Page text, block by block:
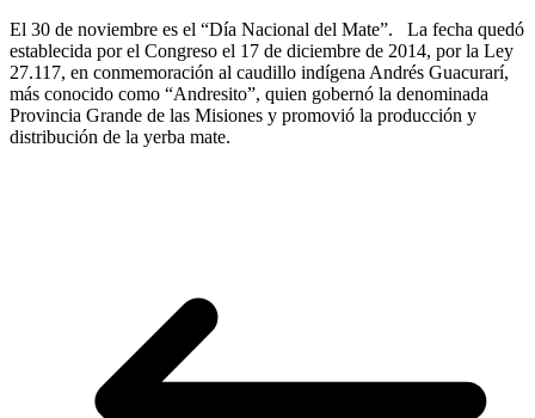
El 30 de noviembre es el “Día Nacional del Mate”. La fecha quedó
establecida por el Congreso el 17 de diciembre de 2014, por la Ley
27.117, en conmemoración al caudillo indígena Andrés Guacurarí,
más conocido como “Andresito”, quien gobernó la denominada
Provincia Grande de las Misiones y promovió la producción y
distribución de la yerba mate.